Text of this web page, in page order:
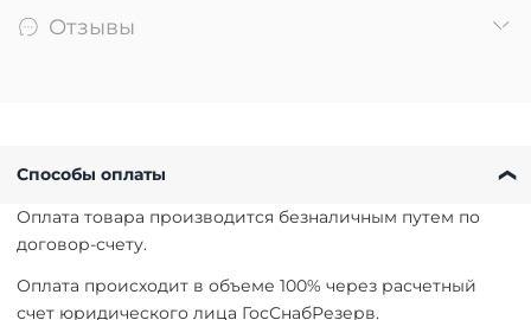
Отзывы
Способы оплаты
Оплата товара производится безналичным путем по
договор-счету.
Оплата происходит в объеме 100% через расчетный
счет юридического лица ГосСнабРезерв.